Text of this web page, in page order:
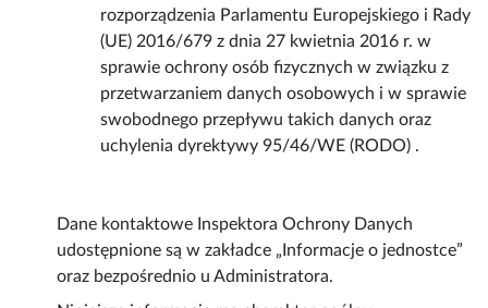
rozporządzenia Parlamentu Europejskiego i Rady
(UE) 2016/679 z dnia 27 kwietnia 2016 r. w
sprawie ochrony osób fizycznych w związku z
przetwarzaniem danych osobowych i w sprawie
swobodnego przepływu takich danych oraz
uchylenia dyrektywy 95/46/WE (RODO) .
Dane kontaktowe Inspektora Ochrony Danych
udostępnione są w zakładce „Informacje o jednostce”
oraz bezpośrednio u Administratora.